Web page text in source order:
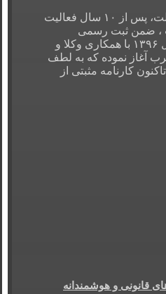
موسسه حقوقی فرجام عدالت، پس از ۱۰ سال فعالیت
، ضمن ثبت رسمی
،فعالیت خود را رسما از سال ۱۳۹۶ با همکاری وکلا و
آغاز نموده که به لطف
کارنامه مثبتی از
قانونی و هوشمندانه